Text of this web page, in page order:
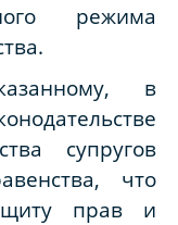
режима
в
супругов
что
прав и